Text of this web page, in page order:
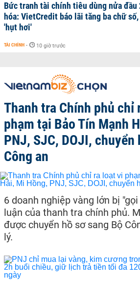
Bức tranh tài chính tiêu dùng nửa đầu
hóa: VietCredit báo lãi tăng ba chữ
'hụt hơi'
TÀI CHÍNH - 10 giờ trước
Thanh tra Chính phủ chỉ
phạm tại Bảo Tín Mạnh
PNJ, SJC, DOJI, chuyển
Công an
6 doanh nghiệp vàng lớn bị
luận của thanh tra chính phủ.
được chuyển hồ sơ sang Bộ
lý.